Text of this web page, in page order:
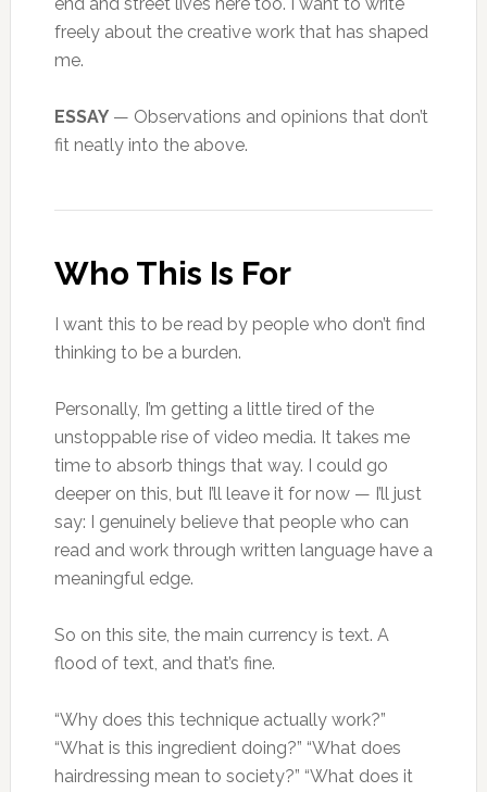
freely about the creative work that has shaped
me.
ESSAY— Observations and opinions that don’t
fit neatly into the above.
Who This Is For
I want this to be read by people who don’t find
thinking to be a burden.
Personally, I’m getting a little tired of the
unstoppable rise of video media. It takes me
time to absorb things that way. I could go
deeper on this, but I’ll leave it for now — I’ll just
say: I genuinely believe that people who can
read and work through written language have a
meaningful edge.
So on this site, the main currency is text. A
flood of text, and that’s fine.
“Why does this technique actually work?”
“What is this ingredient doing?” “What does
hairdressing mean to society?” “What does it